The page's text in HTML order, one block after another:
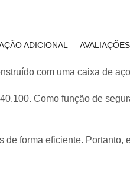
ADICIONAL
com uma caixa de
Como função de
forma eficiente.